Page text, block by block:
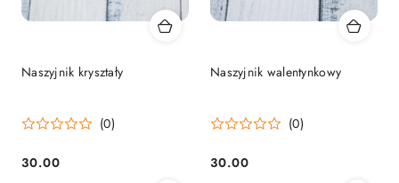
Naszyjnik kryształy
(0)
Cena:
30.00
Naszyjnik walentynkowy
(0)
Cena:
30.00